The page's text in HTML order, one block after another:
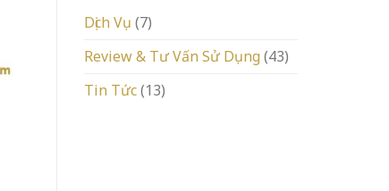
Dịch Vụ (7)
Review & Tư Vấn Sử Dụng(43)
Tin Tức(13)